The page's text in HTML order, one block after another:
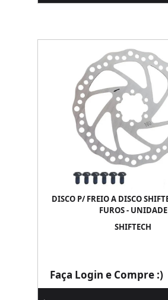
DISCO P/ FREIO A DISCO
FUROS - UNIDADE
SHIFTECH
Faça Login e Compre :)